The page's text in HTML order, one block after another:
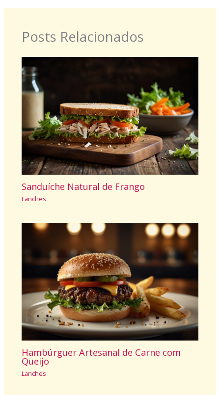
Posts Relacionados
Sanduíche Natural de Frango
Lanches
Hambúrguer Artesanal de Carne com
Queijo
Lanches